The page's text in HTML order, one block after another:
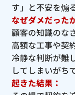
す」と不安を煽
なぜダメだった
顧客の知識のな
高額な工事や契
冷静な判断が難
してしまいがち
起きた結果：